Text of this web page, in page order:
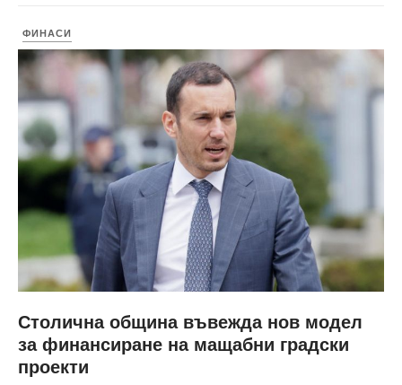
ФИНАСИ
Столична община въвежда нов модел
за финансиране на мащабни градски
проекти